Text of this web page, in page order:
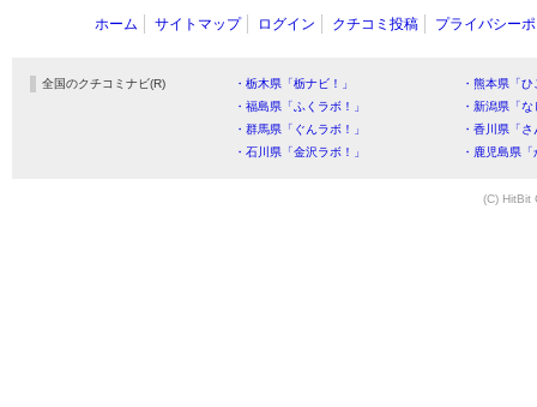
ホーム サイトマップ ログイン クチコミ投稿 プライバシー
全国のクチコミナビ(R) ・栃木県「栃ナビ！」
・熊本県「
・福島県「ふくラボ！」
・新潟県「
・群馬県「ぐんラボ！」
・香川県「
・石川県「金沢ラボ！」
・鹿児島県
(C) HitBit